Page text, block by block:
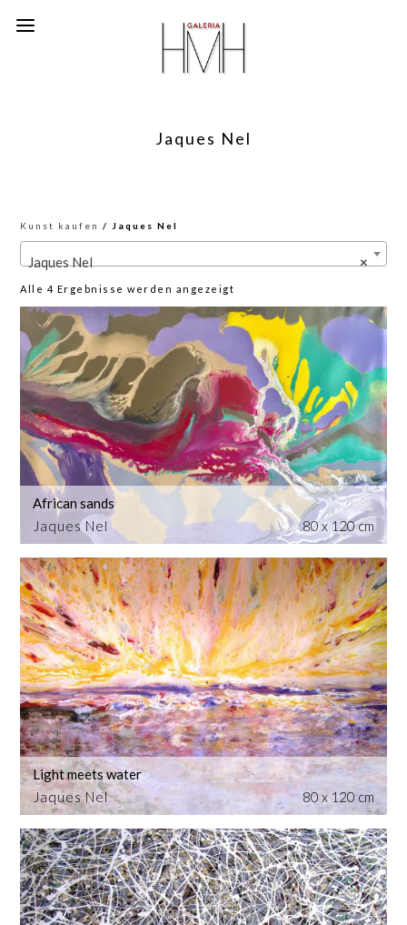
Jaques Nel
Kunst kaufen / Jaques Nel
×
Jaques Nel
Alle 4 Ergebnisse werden angezeigt
sortiert
Jaques Nel
African sands
80 x 120 cm
Jaques Nel
Light meets water
80 x 120 cm